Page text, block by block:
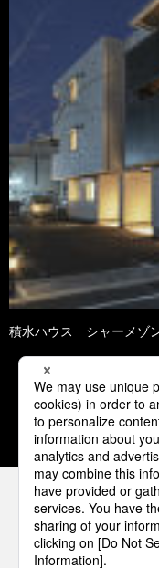
積水ハウス シャーメゾ
2
パナソニッ